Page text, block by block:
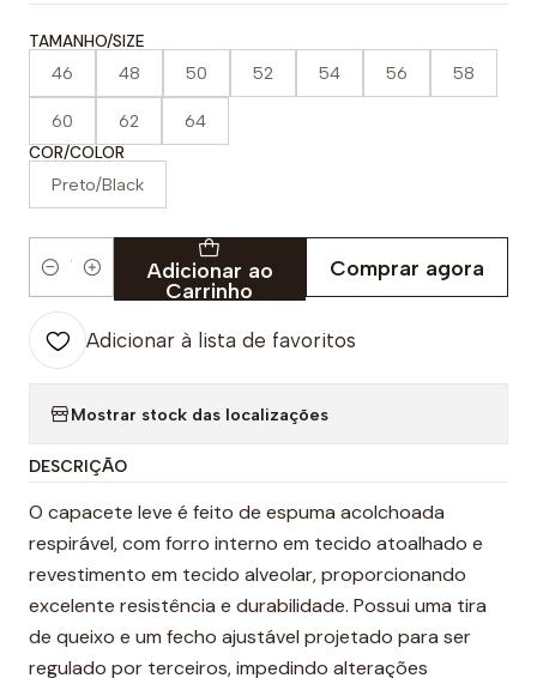
TAMANHO/SIZE
46 48 50 52 54 56 58
60 62 64
COR/COLOR
Preto/Black
Quantidade
Adicionar ao
Carrinho
Comprar agora
Adicionar à lista de favoritos
Mostrar stock das localizações
DESCRIÇÃO
O capacete leve é ​​feito de espuma acolchoada
respirável, com forro interno em tecido atoalhado e
revestimento em tecido alveolar, proporcionando
excelente resistência e durabilidade. Possui uma tira
de queixo e um fecho ajustável projetado para ser
regulado por terceiros, impedindo alterações